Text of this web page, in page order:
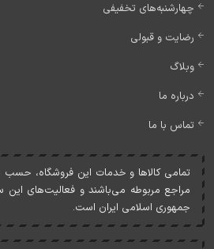
چهارشنبه‌های تخفیفی
رضایت و قبولی
وبلاگ
درباره ما
تماس با ما
تمامی کالاها و خدمات اين فروشگاه، حسب
مراجع مربوطه می‌باشند و فعاليت‌های اين
جمهوری اسلامی ايران است.